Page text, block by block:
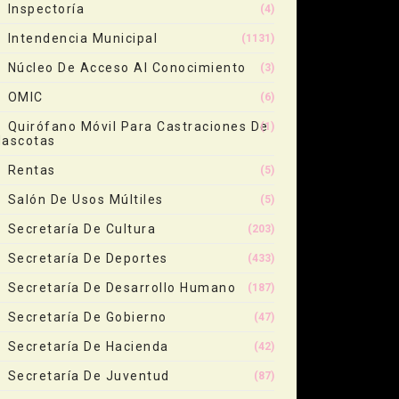
Inspectoría (4)
Intendencia Municipal (1131)
Núcleo De Acceso Al Conocimiento (3)
OMIC (6)
Quirófano Móvil Para Castraciones De(1)
Rentas (5)
Salón De Usos Múltiles (5)
Secretaría De Cultura (203)
Secretaría De Deportes (433)
Secretaría De Desarrollo Humano (187)
Secretaría De Gobierno (47)
Secretaría De Hacienda (42)
Secretaría De Juventud (87)